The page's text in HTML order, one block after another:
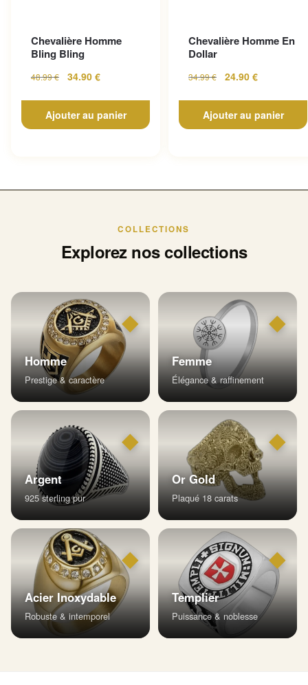
Chevalière Homme
Bling Bling
48.99€ 34.90 €
Ajouter au panier
Chevalière Homme En
Dollar
34.99€ 24.90 €
Ajouter au panier
COLLECTIONS
Explorez nos collections
◆
Homme
Prestige & caractère
◆
Femme
Élégance & raffinement
◆
Argent
925 sterling pur
◆
Or Gold
Plaqué 18 carats
◆
Acier Inoxydable
Robuste & intemporel
◆
Templier
Puissance & noblesse